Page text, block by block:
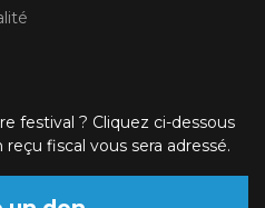
festival ? Cliquez ci-dessous
fiscal vous sera adressé.